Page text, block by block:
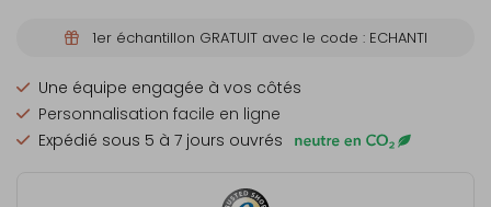
1er échantillon GRATUIT avec le code : ECHANTI
Une équipe engagée à vos côtés
Personnalisation facile en ligne
Expédié sous 5 à 7 jours ouvrés